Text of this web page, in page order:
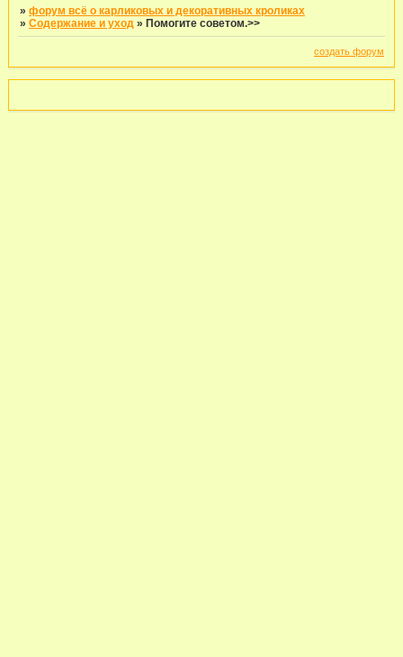
»форум всё о карликовых и декоративных кроликах
»Содержание и уход »Помогите советом.>>
создать форум